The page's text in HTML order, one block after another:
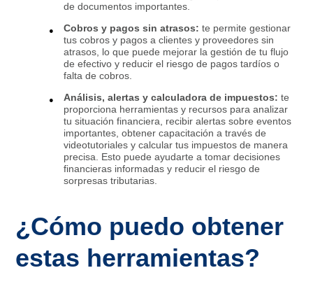
de documentos importantes.
Cobros y pagos sin atrasos: te permite gestionar
tus cobros y pagos a clientes y proveedores sin
atrasos, lo que puede mejorar la gestión de tu flujo
de efectivo y reducir el riesgo de pagos tardíos o
falta de cobros.
Análisis, alertas y calculadora de impuestos: te
proporciona herramientas y recursos para analizar
tu situación financiera, recibir alertas sobre eventos
importantes, obtener capacitación a través de
videotutoriales y calcular tus impuestos de manera
precisa. Esto puede ayudarte a tomar decisiones
financieras informadas y reducir el riesgo de
sorpresas tributarias.
¿Cómo puedo obtener
estas herramientas?